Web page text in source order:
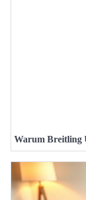
Warum Breitling